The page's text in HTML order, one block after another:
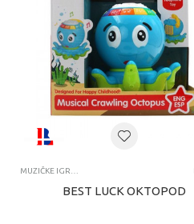
MUZIČKE IGRAČKE ZA BEBE
BEST LUCK OKTOPOD